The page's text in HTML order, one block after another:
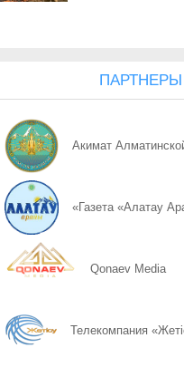
07.08 КАК ЛЕГКО НАЙТИ
07.08
07.08
07.08 Курултай-2026:
ПАРТНЕРЫ
Акимат
«Газета «Алатау
Qonaev Media
Телекомпания